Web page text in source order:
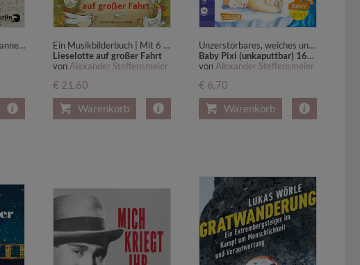
Roman | Mitreißend, spannend und berührend: Der neue Roman der Autorin von »Die Postkarte«
Ein Musikbilderbuch | Mit 6 Songs und Liedtexten im Buch - Bilderbuch für Kinder ab 4
Lieselotte auf großer Fahrt
von Alexander Steffensmeier
€ 21,60
Warenkorb
Unzerstörbares, weiches und waschbares Stoffbuch für Babys ab 6 Monaten - auch zum Baden
Baby Pixi (unkaputtbar) 165: Baby Pixi Stoff: Gute Nacht, ihr lieben Tiere!
von Alexander Steffensmeier
€ 6,70
Warenkorb